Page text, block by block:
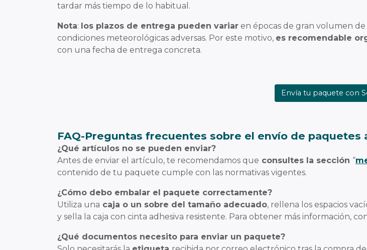
tardar más tiempo de lo habitual.
Nota: los plazos de entrega pueden variar en épocas de gran volumen de
condiciones meteorológicas adversas. Por este motivo, es recomendable
con una fecha de entrega concreta.
Envía tu paquete con
FAQ-Preguntas frecuentes sobre el envío de paquetes
¿Qué artículos no se pueden enviar?
Antes de enviar el artículo, te recomendamos que consultes la sección “
contenido de tu paquete cumple con las normativas vigentes.
¿Cómo debo embalar el paquete correctamente?
Utiliza una caja o un sobre del tamaño adecuado, rellena los espacios
y sella la caja con cinta adhesiva resistente. Para obtener más información,
¿Qué documentos necesito para enviar un paquete?